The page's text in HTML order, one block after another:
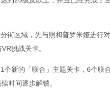
街区域，先与照和普罗米娅进行
挑战关卡。
新的「联合」主题关卡，6个联
时间逐步解锁。